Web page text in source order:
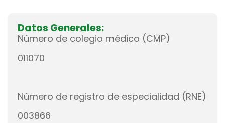
Datos Generales:
Número de colegio médico (CMP)
011070
Número de registro de especialidad (RNE)
003866